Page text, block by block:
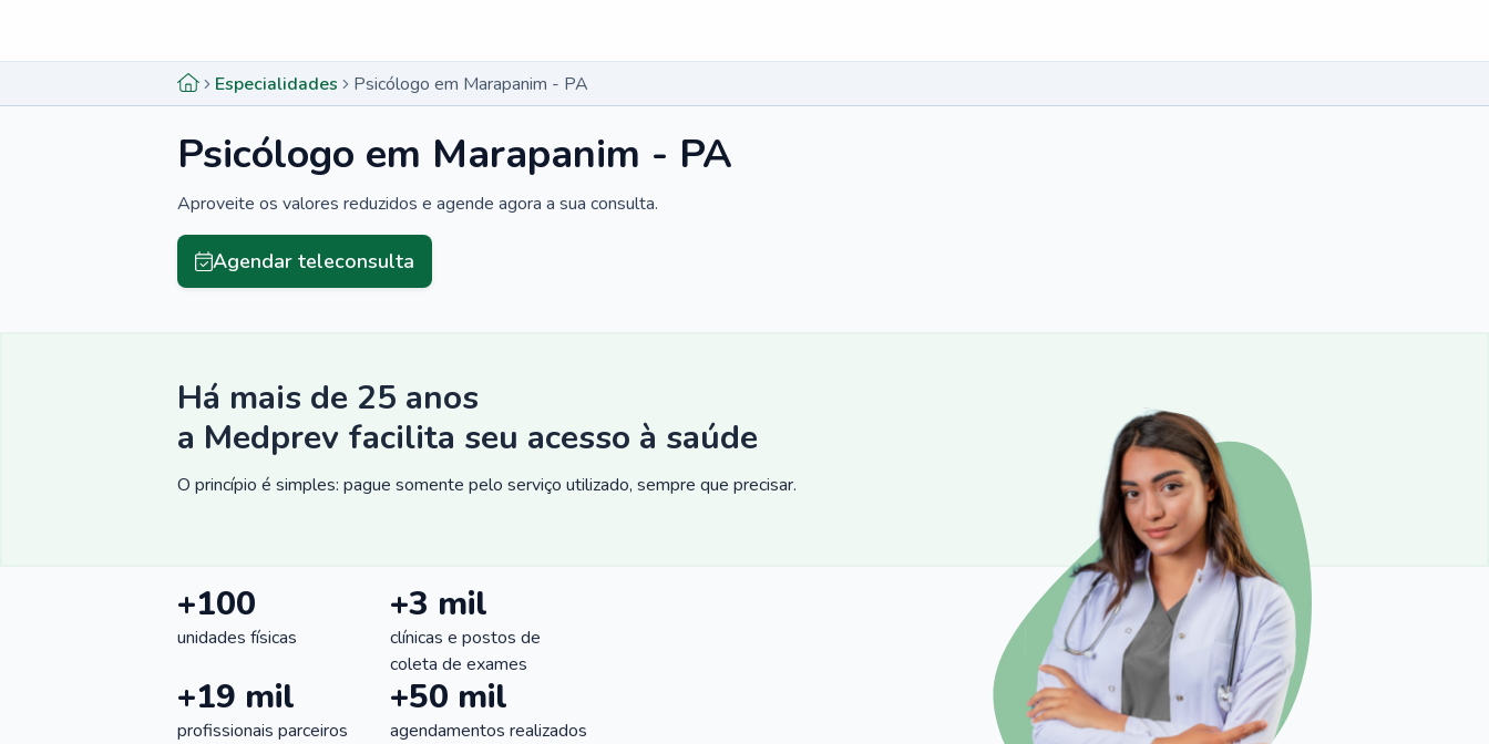
Especialidades Psicólogo em Marapanim - PA
Psicólogo em Marapanim - PA
Aproveite os valores reduzidos e agende agora a sua consulta.
Agendar teleconsulta
Há mais de 25 anos
a Medprev facilita seu acesso à saúde
O princípio é simples: pague somente pelo serviço utilizado, sempre que precisar.
+100
unidades físicas
+3 mil
clínicas e postos de
coleta de exames
+19 mil
profissionais parceiros
+50 mil
agendamentos realizados